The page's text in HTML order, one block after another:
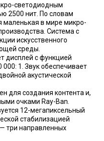
светодиодным
2500 нит. По словам
маленькая в мире микро-
Система с
искусственного
среды.
дисплей с функцией
1. Звук обеспечивает
акустической
для создания контента и,
очками Ray-Ban.
12-мегапиксельный
стабилизацией
три направленных